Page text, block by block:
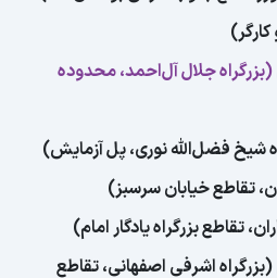
جلال آل‌احمد، محدوده
شیخ فضل‌الله نوری، پل آزمایش)
تقاطع خیابان سرسبز)
تقاطع بزرگراه یادگار امام)
اشرفی اصفهانی، تقاطع